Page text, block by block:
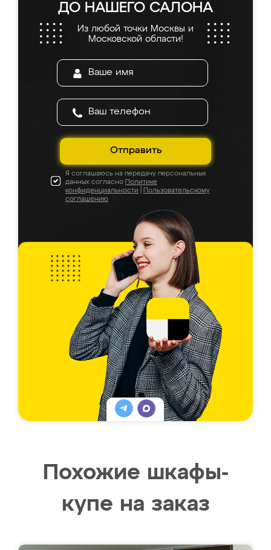
ДО НАШЕГО САЛОНА
Из любой точки Москвы и
Московской области!
Отправить
Я соглашаюсь на передачу персональных
данных согласно Политике
конфиденциальности
Пользовательскому
соглашению
Похожие шкафы-
купе на заказ